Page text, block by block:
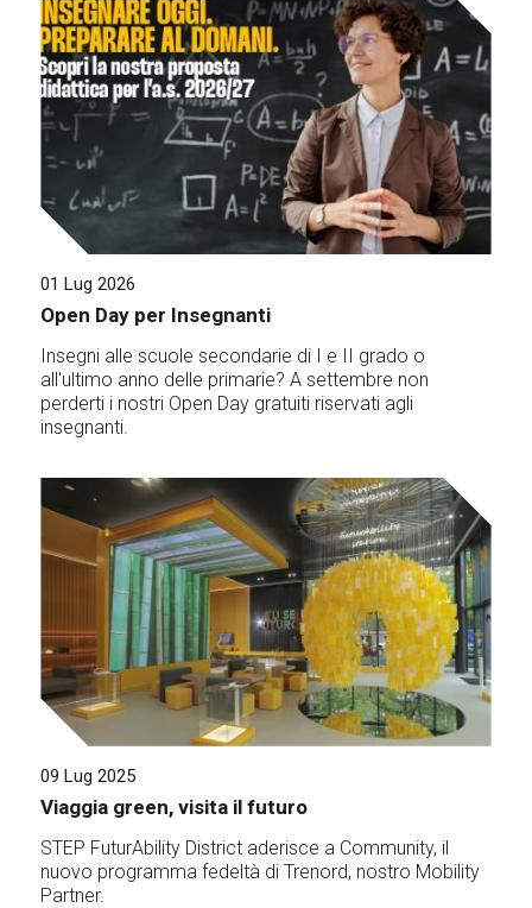
01 Lug 2026
Open Day per Insegnanti
Insegni alle scuole secondarie di I e II grado o
all'ultimo anno delle primarie? A settembre non
perderti i nostri Open Day gratuiti riservati agli
insegnanti.
09 Lug 2025
Viaggia green, visita il futuro
STEP FuturAbility District aderisce a Community, il
nuovo programma fedeltà di Trenord, nostro Mobility
Partner.